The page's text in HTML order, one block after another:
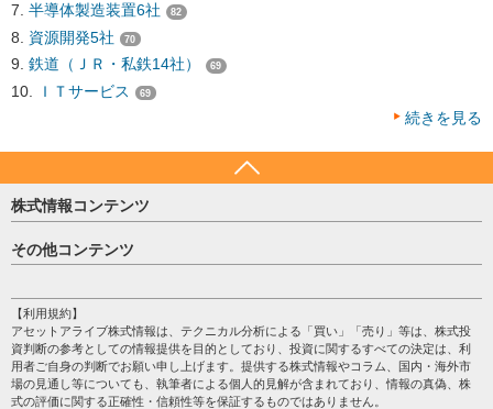
半導体製造装置6社 82
資源開発5社 70
鉄道（ＪＲ・私鉄14社） 69
ＩＴサービス 69
続きを見る
株式情報コンテンツ
日経平均
売買シグナル
株テーマ情報
海外市況
投資カレンダー
格付け情報
その他コンテンツ
個人情報保護方針
プライバシーポリシー
会社案内
サイトマップ
【利用規約】
アセットアライブ株式情報は、テクニカル分析による「買い」「売り」等は、株式投
資判断の参考としての情報提供を目的としており、投資に関するすべての決定は、利
用者ご自身の判断でお願い申し上げます。提供する株式情報やコラム、国内・海外市
場の見通し等についても、執筆者による個人的見解が含まれており、情報の真偽、株
式の評価に関する正確性・信頼性等を保証するものではありません。